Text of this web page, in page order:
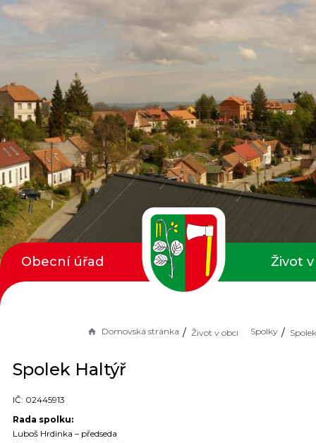
Domovská stránka Život v obci Spolky
Spolek Haltýř
IČ: 02445913
Rada spolku:
Luboš Hrdinka – předseda
Obecní úřad Život